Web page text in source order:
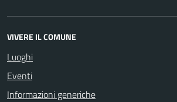
VIVERE IL COMUNE
Luoghi
Eventi
Informazioni generiche